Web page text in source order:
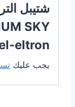
SKY
eltron”
يجب عليك